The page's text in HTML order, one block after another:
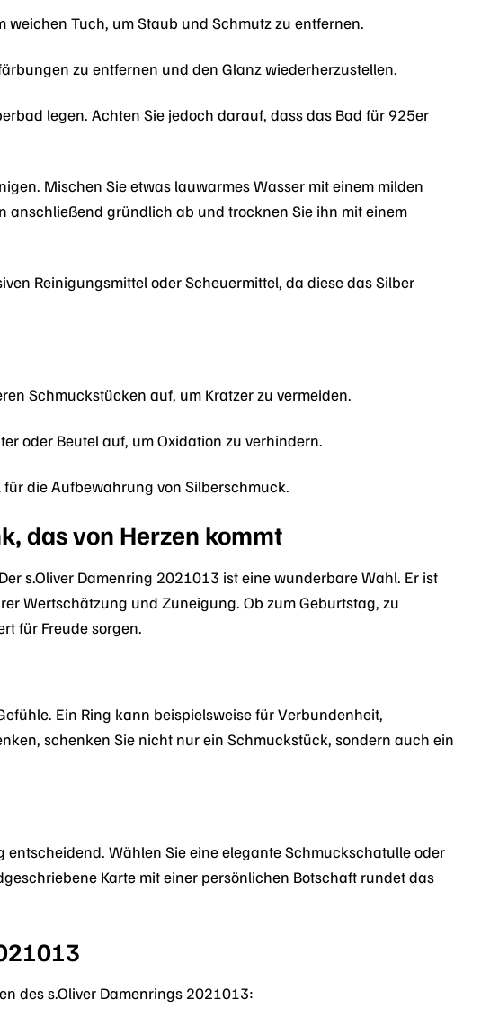
Tuch, um Staub und Schmutz zu entfernen.
zu entfernen und den Glanz wiederherzustellen.
legen. Achten Sie jedoch darauf, dass das Bad für 925er
Mischen Sie etwas lauwarmes Wasser mit einem milden
anschließend gründlich ab und trocknen Sie ihn mit einem
Reinigungsmittel oder Scheuermittel, da diese das Silber
Schmuckstücken auf, um Kratzer zu vermeiden.
oder Beutel auf, um Oxidation zu verhindern.
die Aufbewahrung von Silberschmuck.
das von Herzen kommt
s.Oliver Damenring 2021013 ist eine wunderbare Wahl. Er ist
Wertschätzung und Zuneigung. Ob zum Geburtstag, zu
für Freude sorgen.
Ein Ring kann beispielsweise für Verbundenheit,
schenken Sie nicht nur ein Schmuckstück, sondern auch ein
Wählen Sie eine elegante Schmuckschatulle oder
Karte mit einer persönlichen Botschaft rundet das
des s.Oliver Damenrings 2021013: